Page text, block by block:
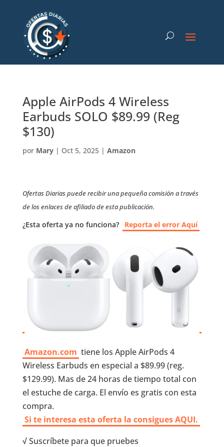
Apple AirPods 4 Wireless
Earbuds SOLO $89.99 (Reg
$130)
por Mary| Oct 5, 2025| Amazon
Ofertas Diarias puede recibir una pequeña comisión a través
de los enlaces de afiliado de esta publicación.
¿Esta oferta ya no funciona? Reporta el error Aquí
Amazon.com tiene los Apple AirPods 4
Wireless Earbuds en especial a $89.99 (reg.
$129.99). Mas de 24 horas de tiempo total con
el estuche de carga. El envío es gratis con esta
compra.
Si te interesa esta oferta la consigues AQUI.
√Suscríbete para que pruebes